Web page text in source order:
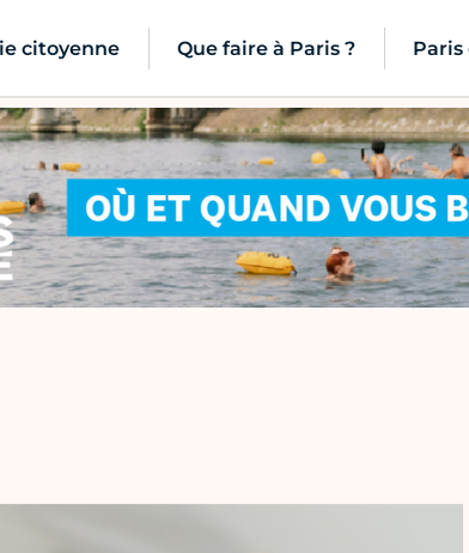
citoyenne Que faire à Paris ? Paris